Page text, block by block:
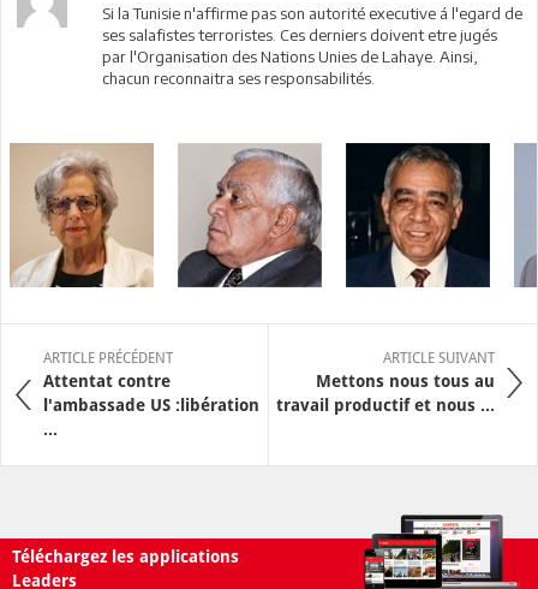
Si la Tunisie n'affirme pas son autorité executive á l'egard de
ses salafistes terroristes. Ces derniers doivent etre jugés
par l'Organisation des Nations Unies de Lahaye. Ainsi,
chacun reconnaitra ses responsabilités.
ARTICLE PRÉCÉDENT
Attentat contre
l'ambassade US :libération
...
ARTICLE SUIVANT
Mettons nous tous au
travail productif et nous ...
Téléchargez les applications
Leaders